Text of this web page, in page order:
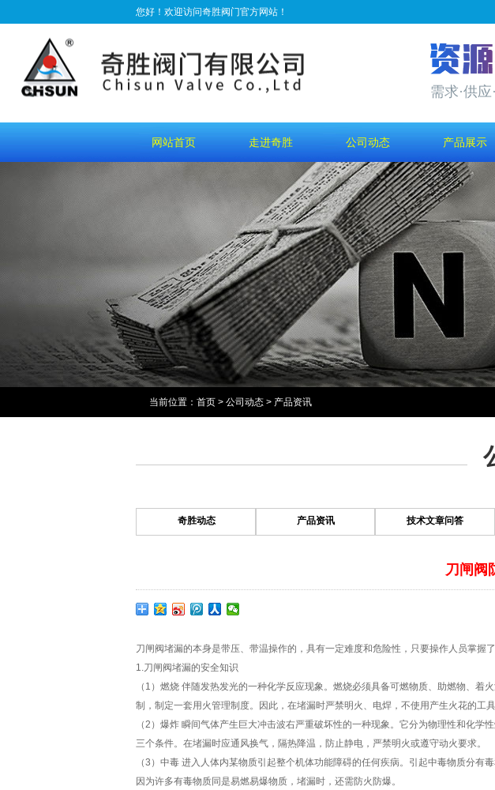
您好！欢迎访问奇胜阀门官方网站！
需求·供
网站首页 走进奇胜 公司动态 产品展示
当前位置： 首页> 公司动态> 产品资讯
奇胜动态 产品资讯 技术文章问答
刀闸阀
刀闸阀堵漏的本身是带压、带温操作的，具有一定难度和危险性，只要操作人员掌握
1.刀闸阀堵漏的安全知识
（1）燃烧 伴随发热发光的一种化学反应现象。燃烧必须具备可燃物质、助燃物、
制，制定一套用火管理制度。因此，在堵漏时严禁明火、电焊，不使用产生火花的工具
（2）爆炸 瞬间气体产生巨大冲击波右严重破坏性的一种现象。它分为物理性和化
三个条件。在堵漏时应通风换气，隔热降温，防止静电，严禁明火或遵守动火要求。
（3）中毒 进入人体内某物质引起整个机体功能障碍的任何疾病。引起中毒物质分
因为许多有毒物质同是易燃易爆物质，堵漏时，还需防火防爆。